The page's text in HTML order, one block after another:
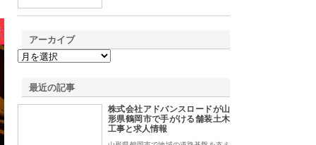
アーカイブ
最近の記事
株式会社アドバンスロードが山
形県鶴岡市で手がける舗装土木
工事と求人情報